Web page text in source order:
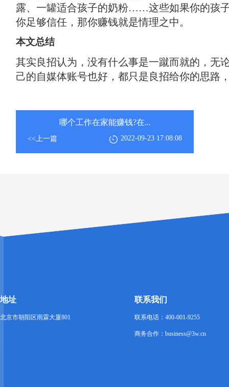
露、一罐适合孩子的奶粉……这些如果你的孩
你足够信任，那你赚钱就是情理之中。
本文总结
其实良招认为，没有什么事是一蹴而就的，无
己的自媒体账号也好，都只是良招给你的思路
哪个工作在家能赚钱?在...
<<上一篇 2022-09-23 17:08:08
地址
北京市朝阳区雨霖大厦801
联系我们
联系电话：400-001-9255
商务合作：business@3w.cn